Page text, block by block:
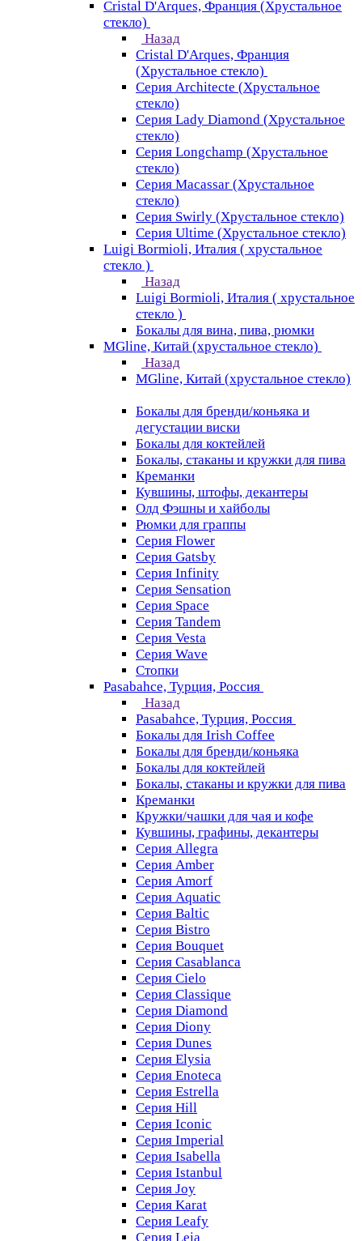
Cristal D'Arques, Франция (Хрустальное
стекло)
Назад
Cristal D'Arques, Франция
(Хрустальное стекло)
Серия Architecte (Хрустальное
стекло)
Серия Lady Diamond (Хрустальное
стекло)
Серия Longchamp (Хрустальное
стекло)
Серия Macassar (Хрустальное
стекло)
Серия Swirly (Хрустальное стекло)
Серия Ultime (Хрустальное стекло)
Luigi Bormioli, Италия ( хрустальное
стекло )
Назад
Luigi Bormioli, Италия ( хрустальное
стекло )
Бокалы для вина, пива, рюмки
MGline, Китай (хрустальное стекло)
Назад
MGline, Китай (хрустальное стекло)
Бокалы для бренди/коньяка и
дегустации виски
Бокалы для коктейлей
Бокалы, стаканы и кружки для пива
Креманки
Кувшины, штофы, декантеры
Олд Фэшны и хайболы
Рюмки для граппы
Серия Flower
Серия Gatsby
Серия Infinity
Серия Sensation
Серия Space
Серия Tandem
Серия Vesta
Серия Wave
Стопки
Pasabahce, Турция, Россия
Назад
Pasabahce, Турция, Россия
Бокалы для Irish Coffee
Бокалы для бренди/коньяка
Бокалы для коктейлей
Бокалы, стаканы и кружки для пива
Креманки
Кружки/чашки для чая и кофе
Кувшины, графины, декантеры
Серия Allegra
Серия Amber
Серия Amorf
Серия Aquatic
Серия Baltic
Серия Bistro
Серия Bouquet
Серия Casablanсa
Серия Cielo
Серия Classique
Серия Diamond
Серия Diony
Серия Dunes
Серия Elysia
Серия Enoteca
Серия Estrella
Серия Hill
Серия Iconic
Серия Imperial
Серия Isabella
Серия Istanbul
Серия Joy
Серия Karat
Серия Leafy
Серия Leia